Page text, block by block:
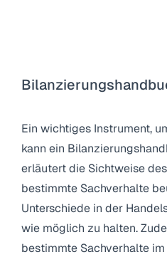
Ein wichtiges Instrument,
kann ein
erläutert die Sichtweise
bestimmte Sachverhalte
Unterschiede in der
wie möglich zu halten.
bestimmte Sachverhalte